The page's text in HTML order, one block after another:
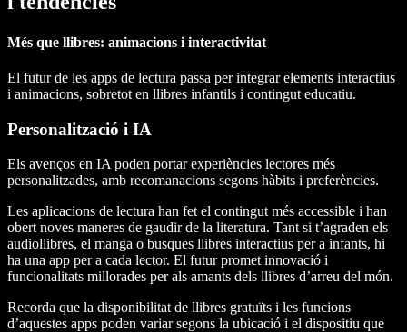
Més que llibres: animacions i interactivitat
El futur de les apps de lectura passa per integrar elements interactius
i animacions, sobretot en llibres infantils i contingut educatiu.
Personalització i IA
Els avenços en IA poden portar experiències lectores més
personalitzades, amb recomanacions segons hàbits i preferències.
Les aplicacions de lectura han fet el contingut més accessible i han
obert noves maneres de gaudir de la literatura. Tant si t’agraden els
audiollibres, el manga o busques llibres interactius per a infants, hi
ha una app per a cada lector. El futur promet innovació i
funcionalitats millorades per als amants dels llibres d’arreu del món.
Recorda que la disponibilitat de llibres gratuïts i les funcions
d’aquestes apps poden variar segons la ubicació i el dispositiu que